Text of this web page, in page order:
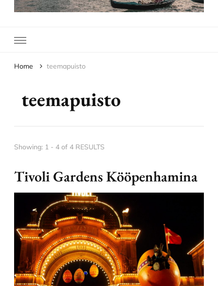
Elämää ja Matkoja
Home teemapuisto
teemapuisto
Showing: 1 - 4 of 4 RESULTS
Tivoli Gardens Kööpenhamina